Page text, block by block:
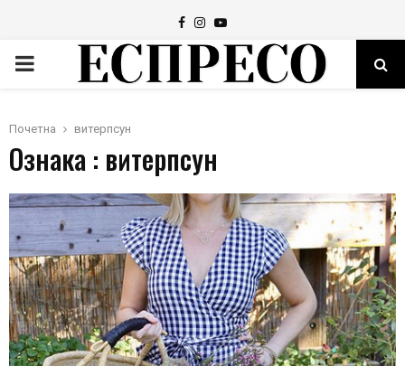
Facebook
Instagram
Youtube
PRIMARY
Почетна витерпсун
Ознака : витерпсун